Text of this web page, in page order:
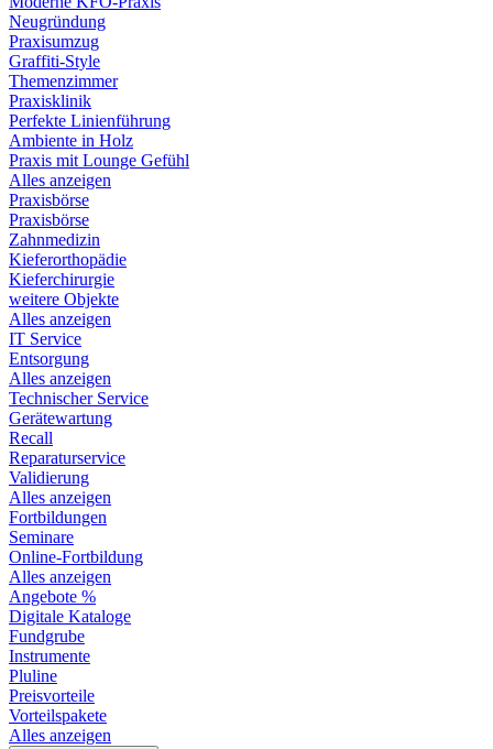
Neugründung
Praxisumzug
Graffiti-Style
Themenzimmer
Praxisklinik
Perfekte Linienführung
Ambiente in Holz
Praxis mit Lounge Gefühl
Alles anzeigen
Praxisbörse
Praxisbörse
Zahnmedizin
Kieferorthopädie
Kieferchirurgie
weitere Objekte
Alles anzeigen
IT Service
Entsorgung
Alles anzeigen
Technischer Service
Gerätewartung
Recall
Reparaturservice
Validierung
Alles anzeigen
Fortbildungen
Seminare
Online-Fortbildung
Alles anzeigen
Angebote %
Digitale Kataloge
Fundgrube
Instrumente
Pluline
Preisvorteile
Vorteilspakete
Alles anzeigen